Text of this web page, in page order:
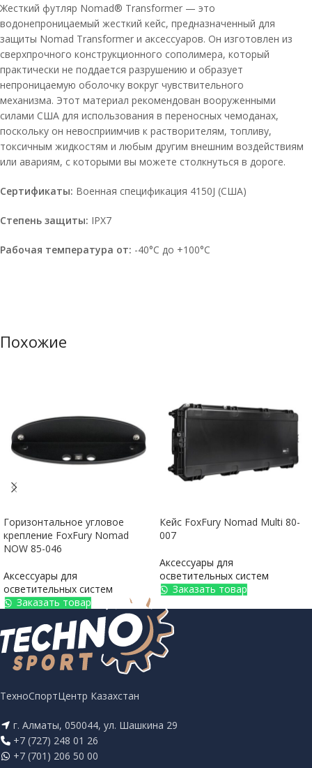
Жесткий футляр Nomad® Transformer — это
водонепроницаемый жесткий кейс, предназначенный для
защиты Nomad Transformer и аксессуаров. Он изготовлен из
сверхпрочного конструкционного сополимера, который
практически не поддается разрушению и образует
непроницаемую оболочку вокруг чувствительного
механизма. Этот материал рекомендован вооруженными
силами США для использования в переносных чемоданах,
поскольку он невосприимчив к растворителям, топливу,
токсичным жидкостям и любым другим внешним воздействиям
или авариям, с которыми вы можете столкнуться в дороге.
Сертификаты: Военная спецификация 4150J (США)
Степень защиты: IPX7
Рабочая температура от: -40°C до +100°C
Похожие
Горизонтальное угловое
крепление FoxFury Nomad
NOW 85-046
Аксессуары для
осветительных систем
Заказать товар
Кейс FoxFury Nomad Multi 80-
007
Аксессуары для
осветительных систем
Заказать товар
ТехноСпортЦентр Казахстан
г. Алматы, 050044, ул. Шашкина 29
+7 (727) 248 01 26
+7 (701) 206 50 00